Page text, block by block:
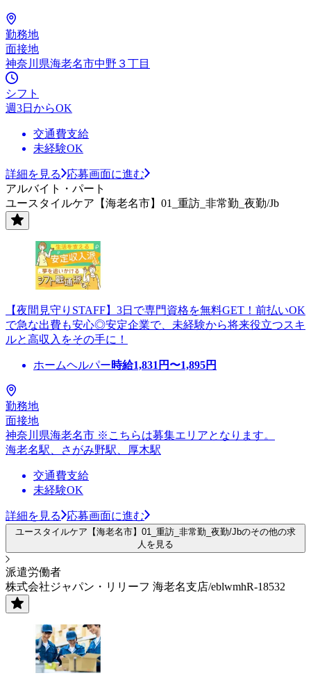
勤務地
面接地
神奈川県海老名市中野３丁目
シフト
週3日からOK
交通費支給
未経験OK
詳細を見る
応募画面に進む
アルバイト・パート
ユースタイルケア【海老名市】01_重訪_非常勤_夜勤/Jb
【夜間見守りSTAFF】3日で専門資格を無料GET！前払いOK
で急な出費も安心◎安定企業で、未経験から将来役立つスキ
ルと高収入をその手に！
ホームヘルパー時給1,831 円〜1,895円
勤務地
面接地
神奈川県海老名市 ※こちらは募集エリアとなります。
海老名駅、さがみ野駅、厚木駅
交通費支給
未経験OK
詳細を見る 応募画面に進む
ユースタイルケア【海老名市】01_重訪_非常勤_夜勤/Jbのその他の求
人を見る
派遣労働者
株式会社ジャパン・リリーフ 海老名支店/eblwmhR-18532